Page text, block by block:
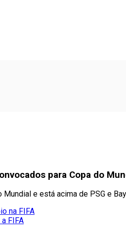
para Copa do
e está acima de PSG e
na FIFA
FIFA